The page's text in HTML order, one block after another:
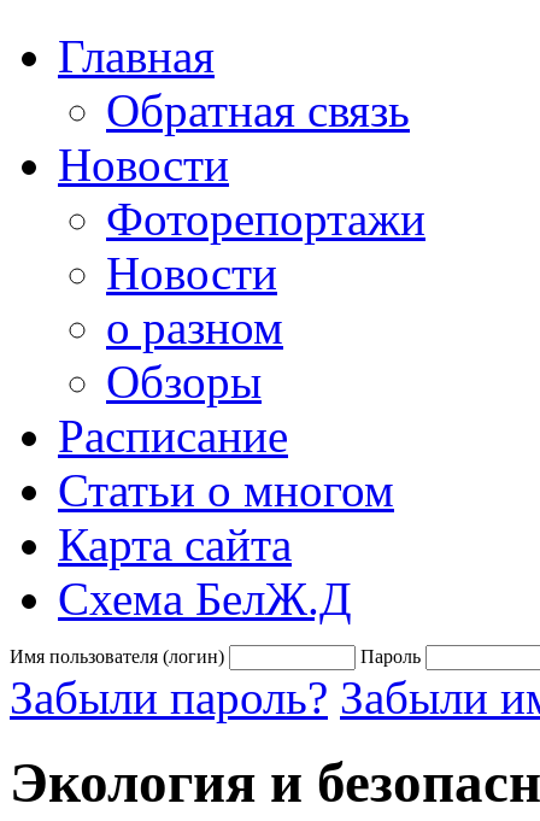
Главная
Обратная связь
Новости
Фоторепортажи
Новости
о разном
Обзоры
Расписание
Статьи о многом
Карта сайта
Схема БелЖ.Д
Имя пользователя (логин) Пароль
Забыли пароль? Забыли
Экология и